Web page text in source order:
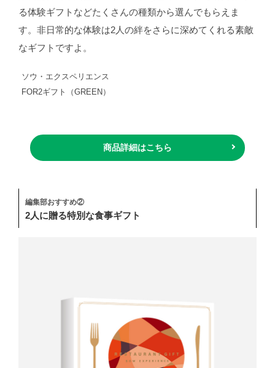
る体験ギフトなどたくさんの種類から選んでもらえま
す。非日常的な体験は2人の絆をさらに深めてくれる素敵
なギフトですよ。
ソウ・エクスペリエンス
FOR2ギフト（GREEN）
商品詳細はこちら
編集部おすすめ②
2人に贈る特別な食事ギフト